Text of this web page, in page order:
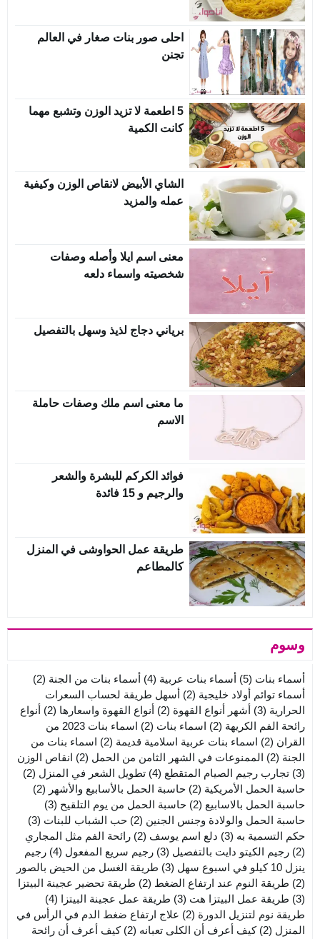
احلى صور بنات صغار في العالم
تجنن
5 اطعمة لا تزيد الوزن وتشبع مهما
كانت الكمية
الشاي الأبيض لانقاص الوزن وكيفية
عمله والمزيد
معنى اسم ايلا وأصله وصفات
شخصيته واسماء دلعه
برياني دجاج لذيذ وسهل بالتفصيل
ما معنى اسم ملك وصفات حاملة
الاسم
فوائد الكركم للبشرة والشعر
والرجيم و 15 فائدة
طريقة عمل الحواوشى في المنزل
كالمطاعم
وسوم
أسماء بنات (5) أسماء بنات عربية (4) أسماء بنات من الجنة (2)
أسماء توائم أولاد خليجية (2)
أسهل طريقة لحساب السعرات
الحرارية (3) أشهر أنواع القهوة (2) أنواع القهوة واسعارها (2)
أنواع
رائحة الفم الكريهة (2) اسماء بنات (2)
اسماء بنات 2023 من
القران (2) اسماء بنات عربية اسلامية قديمة (2)
اسماء بنات من
الجنة (2) الممنوعات في الشهر الثامن من الحمل (2)
انقاص الوزن
(3)
تجارب رجيم الصيام المتقطع (4) تطويل الشعر في المنزل (2)
حاسبة الحمل الأمريكية (2) حاسبة الحمل بالأسابيع والأشهر (2)
حاسبة الحمل بالاسابيع (2) حاسبة الحمل من يوم التلقيح (3)
حاسبة الحمل والولادة وجنس الجنين (2) حب الشباب للبنات (3)
حكم التسمية به (3) دلع اسم يوسف (2)
رائحة الفم مثل المجاري
(2)
رجيم الكيتو دايت بالتفصيل (3) رجيم سريع المفعول (4)
رجيم
ينزل 10 كيلو في اسبوع سهل
(3)
طريقة الغسل من الحيض بالصور
(2)
طريقة النوم عند ارتفاع الضغط (2)
طريقة تحضير عجينة البيتزا
(3)
طريقة عمل البيتزا هت (3) طريقة عمل عجينة البيتزا (4)
طريقة نوم لتنزيل الدورة (2)
علاج ارتفاع ضغط الدم في الرأس في
المنزل (2) كيف أعرف أن الكلى تعبانه (2) كيف أعرف أن رائحة